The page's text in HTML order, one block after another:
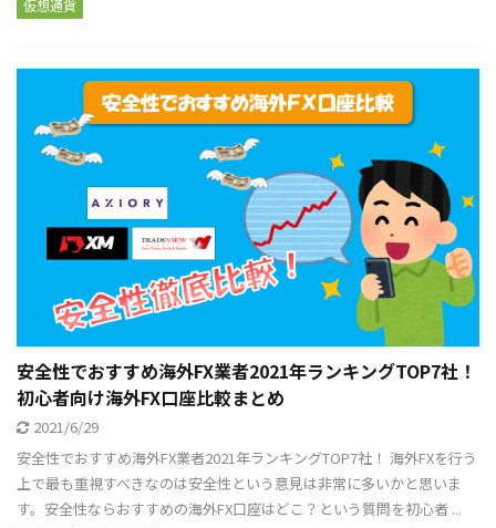
仮想通貨
安全性でおすすめ海外FX業者2021年ランキングTOP7社！
初心者向け海外FX口座比較まとめ
2021/6/29
安全性でおすすめ海外FX業者2021年ランキングTOP7社！ 海外FXを行う
上で最も重視すべきなのは安全性という意見は非常に多いかと思いま
す。安全性ならおすすめの海外FX口座はどこ？という質問を初心者 ...